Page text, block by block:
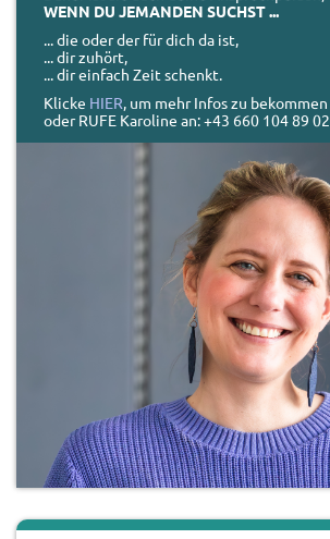
WENN DU JEMANDEN SUCHST ...
... die oder der für dich da ist,
... dir zuhört,
... dir einfach Zeit schenkt.
Klicke HIER, um mehr Infos zu bekommen
oder RUFE Karoline an: +43 660 104 89 02